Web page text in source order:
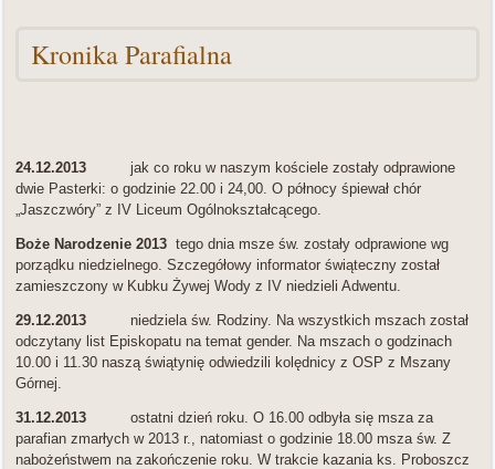
Kronika Parafialna
24.12.2013 jak co roku w naszym kościele zostały odprawione
dwie Pasterki: o godzinie 22.00 i 24,00. O północy śpiewał chór
„Jaszczwóry” z IV Liceum Ogólnokształcącego.
Boże Narodzenie 2013tego dnia msze św. zostały odprawione wg
porządku niedzielnego. Szczegółowy informator świąteczny został
zamieszczony w Kubku Żywej Wody z IV niedzieli Adwentu.
29.12.2013 niedziela św. Rodziny. Na wszystkich mszach został
odczytany list Episkopatu na temat gender. Na mszach o godzinach
10.00 i 11.30 naszą świątynię odwiedzili kolędnicy z OSP z Mszany
Górnej.
31.12.2013 ostatni dzień roku. O 16.00 odbyła się msza za
parafian zmarłych w 2013 r., natomiast o godzinie 18.00 msza św. Z
nabożeństwem na zakończenie roku. W trakcie kazania ks. Proboszcz